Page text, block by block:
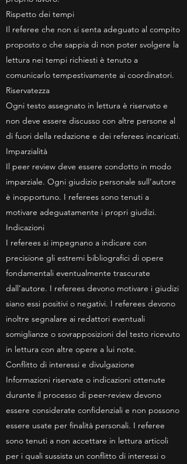
Rispetto dei tempi
Il referee che non si senta adeguato al compito
proposto o che sappia di non poter svolgere la
lettura nei tempi richiesti è tenuto a
comunicarlo tempestivamente ai coordinatori.
Riservatezza
Ogni testo assegnato in lettura è riservato e
non deve essere discusso con altre persone al
di fuori della redazione e dei referees incaricati.
Imparzialità
Il peer review deve essere condotto in modo
imparziale. Ogni giudizio personale sull’autore
è inopportuno. I referees sono tenuti a
motivare adeguatamente i propri giudizi.
Indicazioni
I referees si impegnano a indicare con
precisione gli estremi bibliografici di opere
fondamentali eventualmente trascurate
dall’autore. I referees devono motivare i giudizi
siano essi positivi o negativi. I referees devono
inoltre segnalare ai redattori eventuali
somiglianze o sovrapposizioni del testo ricevuto
in lettura con altre opere a lui note.
Conflitto di interessi e divulgazione
Informazioni riservate o indicazioni ottenute
durante il processo di peer-review devono
essere considerate confidenziali e non possono
essere usate per finalità personali. I referee
sono tenuti a non accettare in lettura articoli
per i quali sussista un conflitto di interessi o